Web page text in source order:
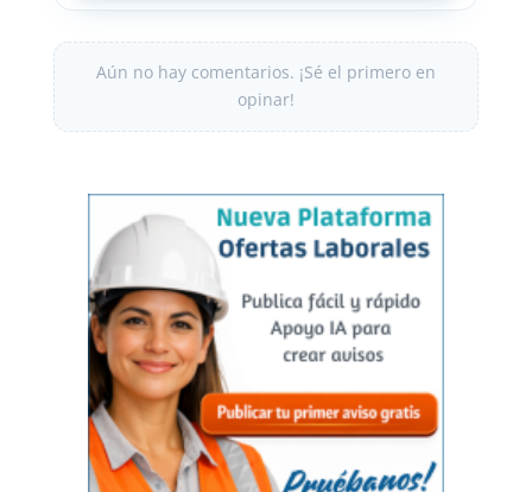
Aún no hay comentarios. ¡Sé el primero en
opinar!